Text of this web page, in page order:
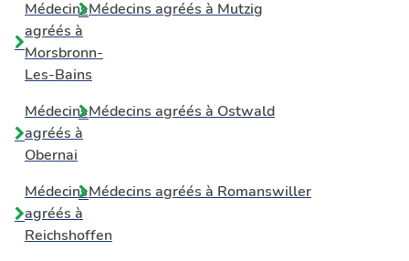
Médecins
agréés à
Morsbronn-
Les-Bains
Médecins agréés à Mutzig
Médecins
agréés à
Obernai
Médecins agréés à Ostwald
Médecins
agréés à
Reichshoffen
Médecins agréés à Romanswiller